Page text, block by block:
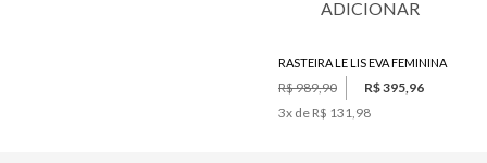
ADICIONAR
RASTEIRA LE LIS EVA FEMININA
R$ 989,90
R$ 395,96
3x de R$ 131,98